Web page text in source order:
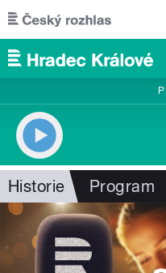
Přejít k hlavnímu obsahu
Historie Program